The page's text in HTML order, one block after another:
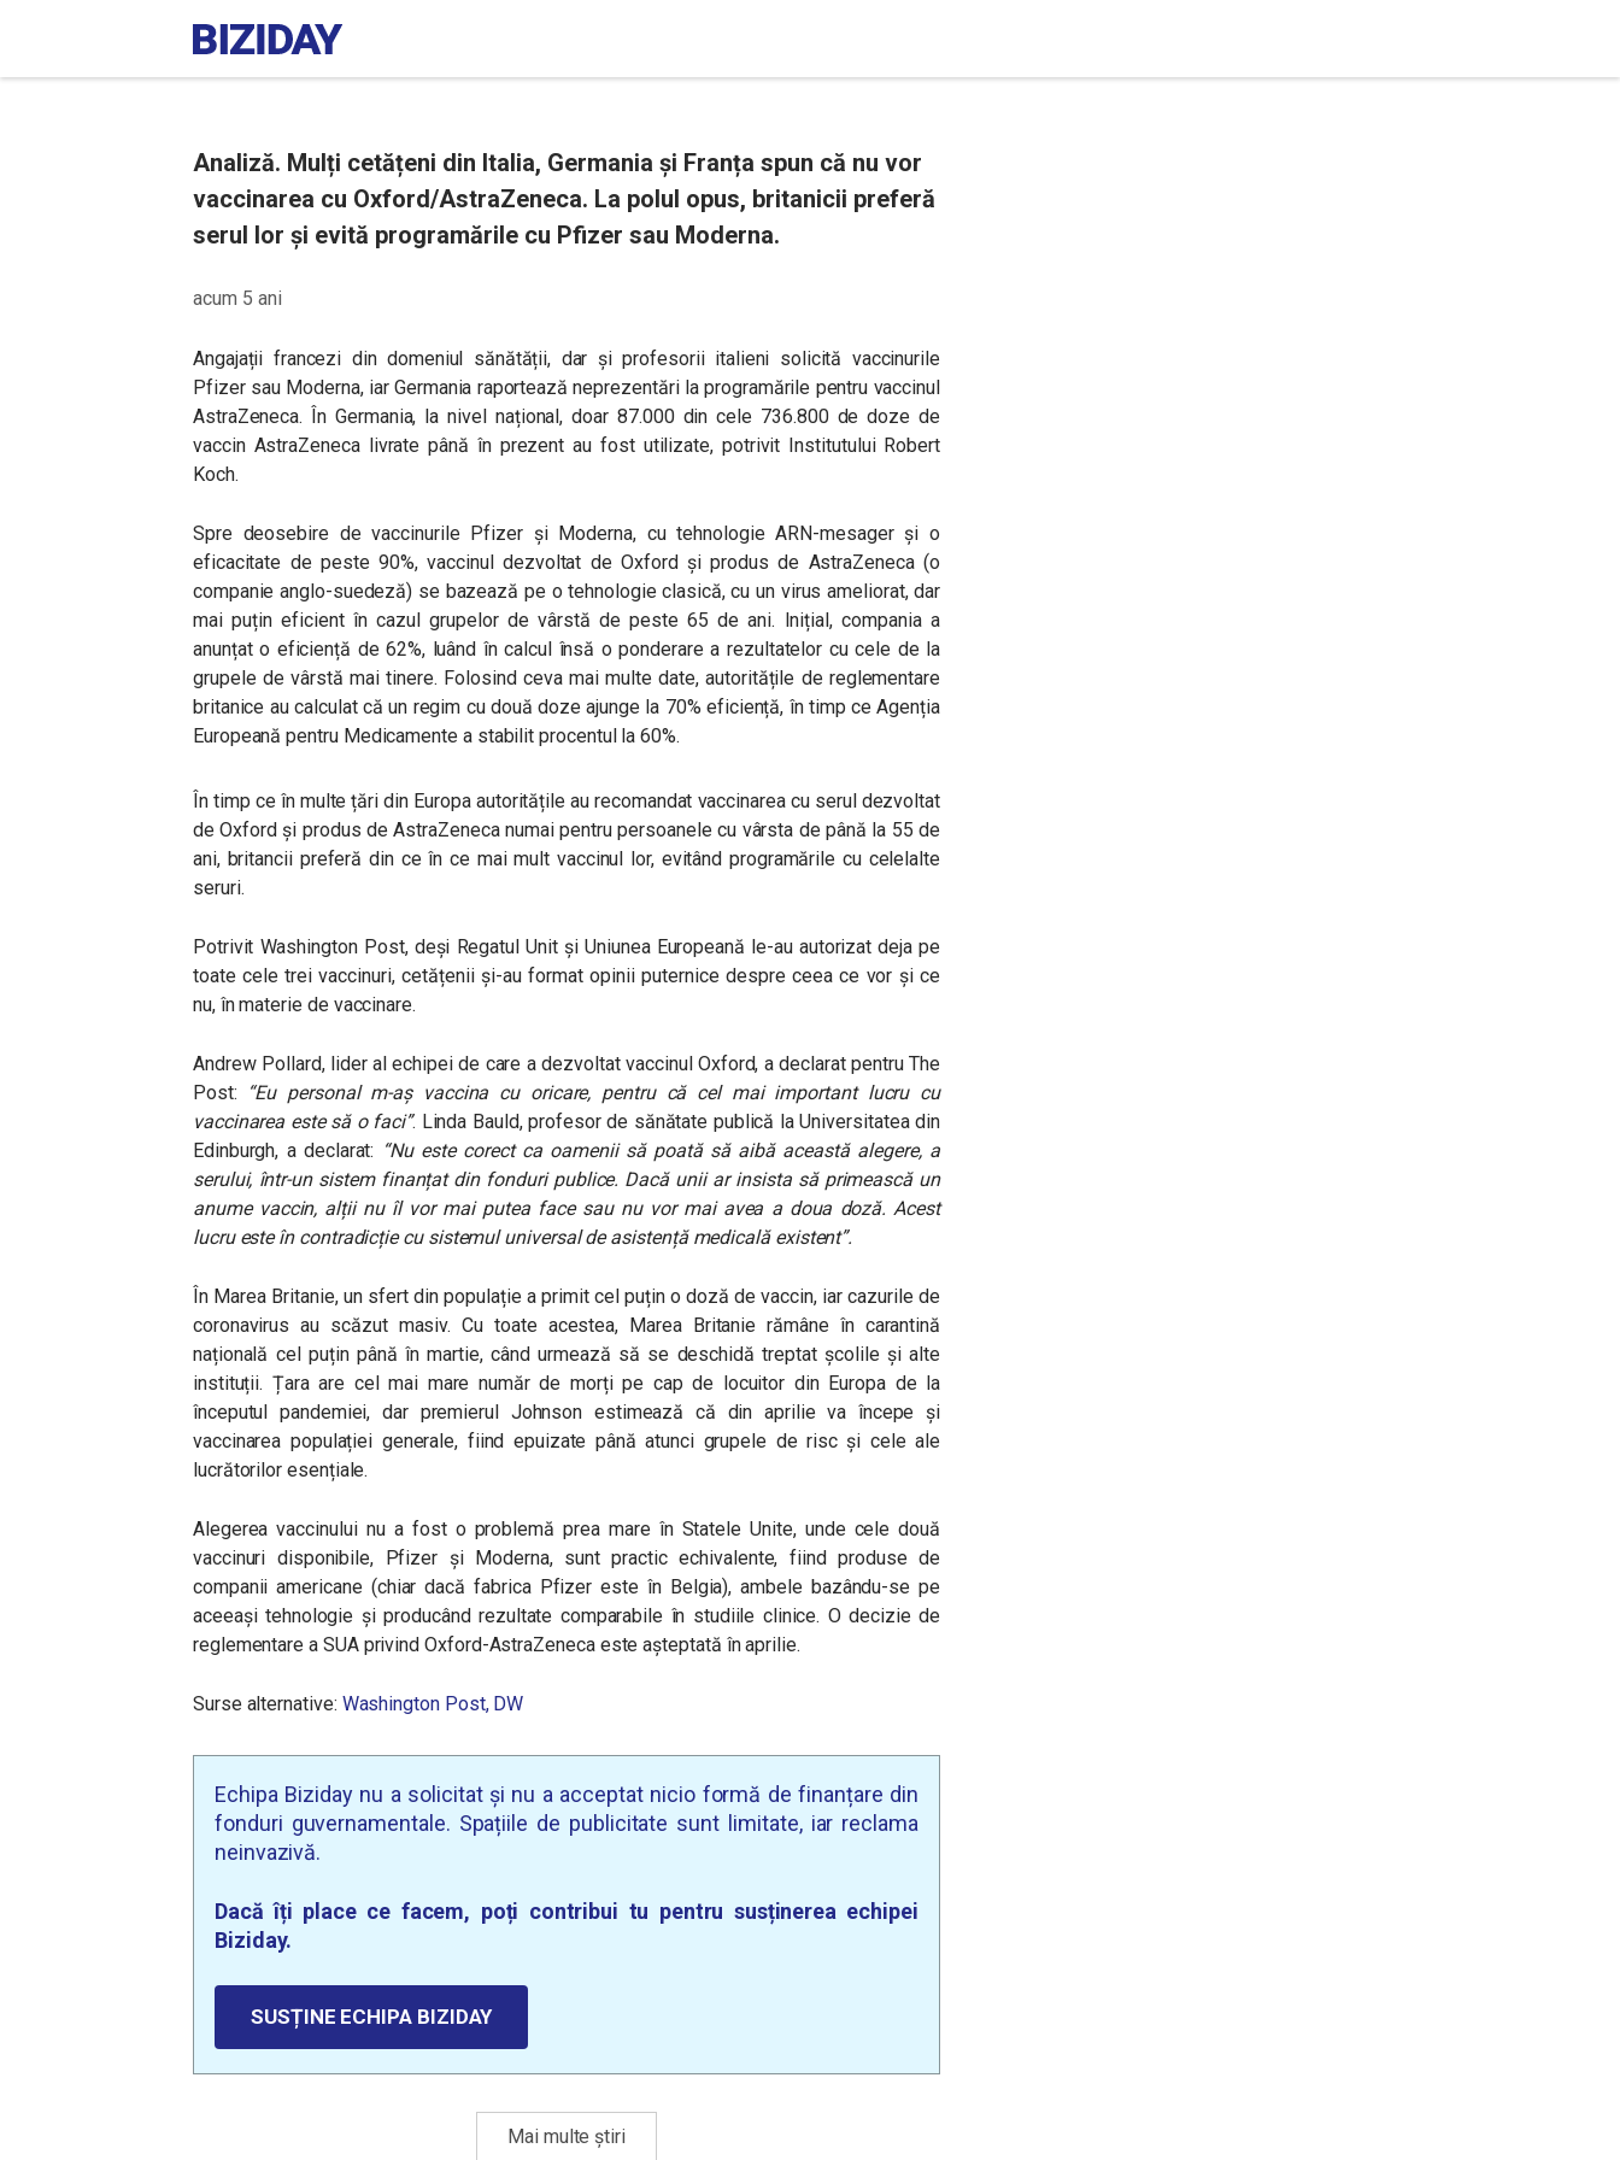
Analiză. Mulți cetățeni din Italia, Germania și Franța spun că nu vor
vaccinarea cu Oxford/AstraZeneca. La polul opus, britanicii preferă
serul lor și evită programările cu Pfizer sau Moderna.
acum 5 ani
Angajații francezi din domeniul sănătății, dar și profesorii italieni solicită vaccinurile
Pfizer sau Moderna, iar Germania raportează neprezentări la programările pentru vaccinul
AstraZeneca. În Germania, la nivel național, doar 87.000 din cele 736.800 de doze de
vaccin AstraZeneca livrate până în prezent au fost utilizate, potrivit Institutului Robert
Koch.
Spre deosebire de vaccinurile Pfizer și Moderna, cu tehnologie ARN-mesager și o
eficacitate de peste 90%, vaccinul dezvoltat de Oxford și produs de AstraZeneca (o
companie anglo-suedeză) se bazează pe o tehnologie clasică, cu un virus ameliorat, dar
mai puțin eficient în cazul grupelor de vârstă de peste 65 de ani. Inițial, compania a
anunțat o eficiență de 62%, luând în calcul însă o ponderare a rezultatelor cu cele de la
grupele de vârstă mai tinere. Folosind ceva mai multe date, autoritățile de reglementare
britanice au calculat că un regim cu două doze ajunge la 70% eficiență, în timp ce Agenția
Europeană pentru Medicamente a stabilit procentul la 60%.
În timp ce în multe țări din Europa autoritățile au recomandat vaccinarea cu serul dezvoltat
de Oxford și produs de AstraZeneca numai pentru persoanele cu vârsta de până la 55 de
ani, britancii preferă din ce în ce mai mult vaccinul lor, evitând programările cu celelalte
seruri.
Potrivit Washington Post, deși Regatul Unit și Uniunea Europeană le-au autorizat deja pe
toate cele trei vaccinuri, cetățenii și-au format opinii puternice despre ceea ce vor și ce
nu, în materie de vaccinare.
Andrew Pollard, lider al echipei de care a dezvoltat vaccinul Oxford, a declarat pentru The
Post:
“Eu personal m-aș vaccina cu oricare, pentru că cel mai important lucru cu
vaccinarea este să o faci”. Linda Bauld, profesor de sănătate publică la Universitatea din
Edinburgh, a declarat: “Nu este corect ca oamenii să poată să aibă această alegere, a
serului, într-un sistem finanțat din fonduri publice. Dacă unii ar insista să primească un
anume vaccin, alții nu îl vor mai putea face sau nu vor mai avea a doua doză. Acest
lucru este în contradicție cu sistemul universal de asistență medicală existent”.
În Marea Britanie, un sfert din populație a primit cel puțin o doză de vaccin, iar cazurile de
coronavirus au scăzut masiv. Cu toate acestea, Marea Britanie rămâne în carantină
națională cel puțin până în martie, când urmează să se deschidă treptat școlile și alte
instituții. Țara are cel mai mare număr de morți pe cap de locuitor din Europa de la
începutul pandemiei, dar premierul Johnson estimează că din aprilie va începe și
vaccinarea populației generale, fiind epuizate până atunci grupele de risc și cele ale
lucrătorilor esențiale.
Alegerea vaccinului nu a fost o problemă prea mare în Statele Unite, unde cele două
vaccinuri disponibile, Pfizer și Moderna, sunt practic echivalente, fiind produse de
companii americane (chiar dacă fabrica Pfizer este în Belgia), ambele bazându-se pe
aceeași tehnologie și producând rezultate comparabile în studiile clinice. O decizie de
reglementare a SUA privind Oxford-AstraZeneca este așteptată în aprilie.
Surse alternative: Washington Post, DW
Echipa Biziday nu a solicitat și nu a acceptat nicio formă de finanțare din
fonduri guvernamentale. Spațiile de publicitate sunt limitate, iar reclama
neinvazivă.
Dacă îți place ce facem, poți contribui tu pentru susținerea echipei
Biziday.
SUSȚINE ECHIPA BIZIDAY
Mai multe știri